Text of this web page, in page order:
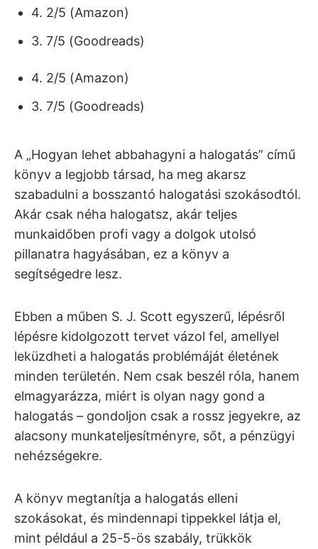
4. 2/5 (Amazon)
3. 7/5 (Goodreads)
4. 2/5 (Amazon)
3. 7/5 (Goodreads)
A „Hogyan lehet abbahagyni a halogatás” című
könyv a legjobb társad, ha meg akarsz
szabadulni a bosszantó halogatási szokásodtól.
Akár csak néha halogatsz, akár teljes
munkaidőben profi vagy a dolgok utolsó
pillanatra hagyásában, ez a könyv a
segítségedre lesz.
Ebben a műben S. J. Scott egyszerű, lépésről
lépésre kidolgozott tervet vázol fel, amellyel
leküzdheti a halogatás problémáját életének
minden területén. Nem csak beszél róla, hanem
elmagyarázza, miért is olyan nagy gond a
halogatás – gondoljon csak a rossz jegyekre, az
alacsony munkateljesítményre, sőt, a pénzügyi
nehézségekre.
A könyv megtanítja a halogatás elleni
szokásokat, és mindennapi tippekkel látja el,
mint például a 25-5-ös szabály, trükkök